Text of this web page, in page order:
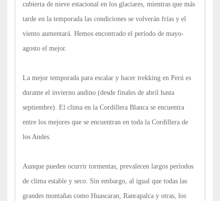
cubierta de nieve estacional en los glaciares, mientras que más
tarde en la temporada las condiciones se volverán frías y el
viento aumentará. Hemos encontrado el período de mayo-
agosto el mejor.
La mejor temporada para escalar y hacer trekking en Perú es
durante el invierno andino (desde finales de abril hasta
septiembre). El clima en la Cordillera Blanca se encuentra
entre los mejores que se encuentran en toda la Cordillera de
los Andes.
Aunque pueden ocurrir tormentas, prevalecen largos períodos
de clima estable y seco. Sin embargo, al igual que todas las
grandes montañas como Huascaran, Ranrapalca y otras, los